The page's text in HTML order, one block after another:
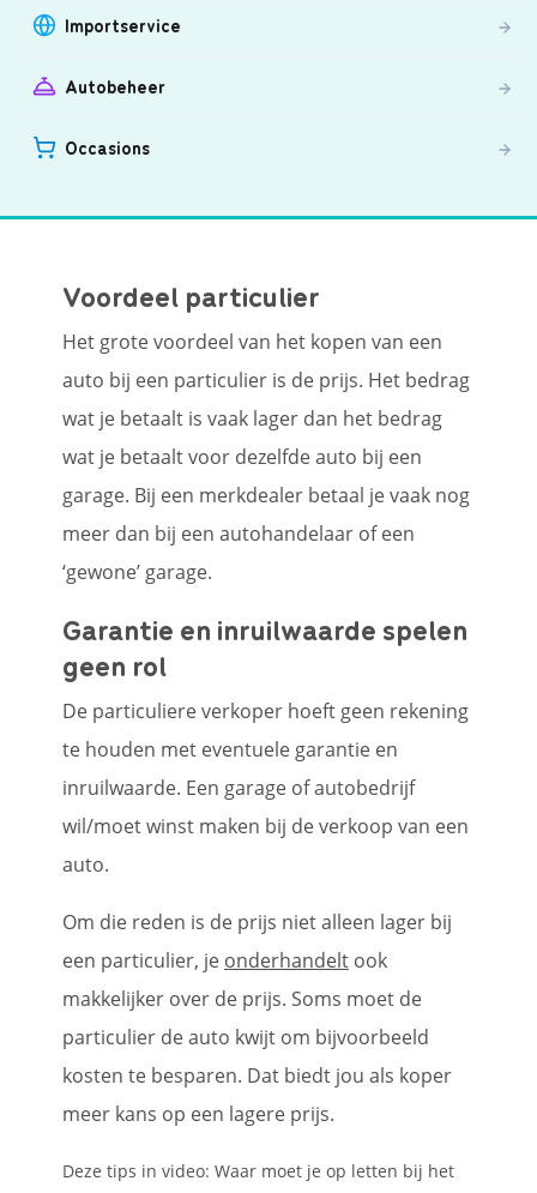
Importservice
Autobeheer
Occasions
Voordeel particulier
Het grote voordeel van het kopen van een
auto bij een particulier is de prijs. Het bedrag
wat je betaalt is vaak lager dan het bedrag
wat je betaalt voor dezelfde auto bij een
garage. Bij een merkdealer betaal je vaak nog
meer dan bij een autohandelaar of een
‘gewone’ garage.
Garantie en inruilwaarde spelen
geen rol
De particuliere verkoper hoeft geen rekening
te houden met eventuele garantie en
inruilwaarde. Een garage of autobedrijf
wil/moet winst maken bij de verkoop van een
auto.
Om die reden is de prijs niet alleen lager bij
een particulier, je onderhandelt ook
makkelijker over de prijs. Soms moet de
particulier de auto kwijt om bijvoorbeeld
kosten te besparen. Dat biedt jou als koper
meer kans op een lagere prijs.
Deze tips in video: Waar moet je op letten bij het